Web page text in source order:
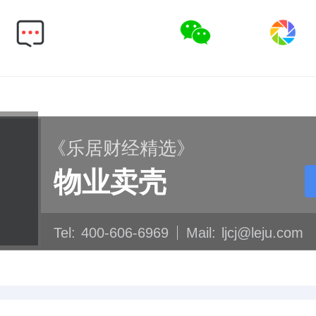
《乐居财经精选》
物业卖壳
Tel: 400-606-6969 Mail: ljcj@leju.com